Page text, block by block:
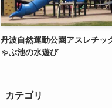
丹波自然運動公園アスレチッ
ゃぶ池の水遊び
カテゴリ